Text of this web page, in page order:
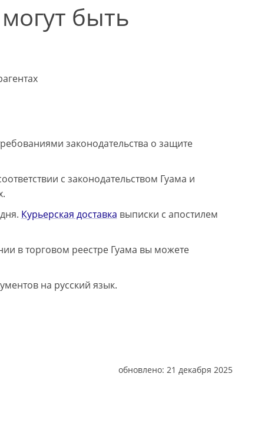
быть
законодательства о защите
с законодательством Гуама и
Курьерская доставка выписки с апостилем
в торговом реестре Гуама вы можете
на русский язык.
обновлено: 21 декабря 2025